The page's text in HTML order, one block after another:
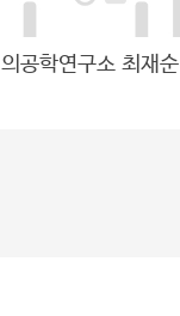
의공학연구소 최재순